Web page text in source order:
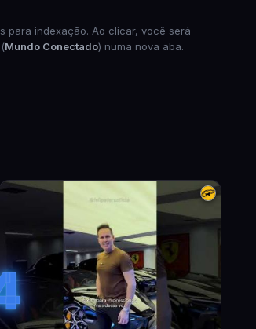
para indexação. Ao clicar, você será
Mundo Conectado) numa nova aba.